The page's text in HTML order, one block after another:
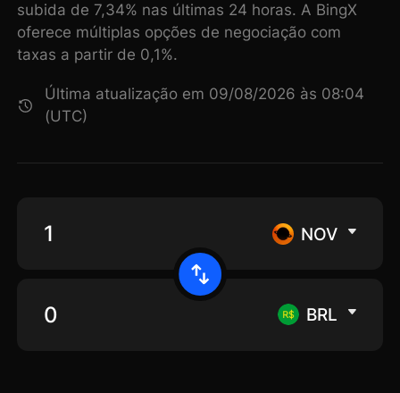
subida de 7,34% nas últimas 24 horas. A BingX
oferece múltiplas opções de negociação com
taxas a partir de 0,1%.
Última atualização em 09/08/2026 às 08:04
(UTC)
NOV
BRL